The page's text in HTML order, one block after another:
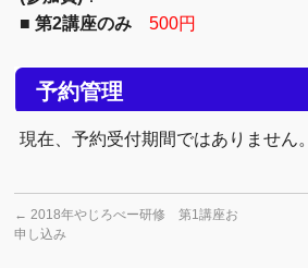
■第2講座のみ 500円
予約管理
現在、予約受付期間ではありません。
← 2018年やじろべー研修 第1講座お
申し込み